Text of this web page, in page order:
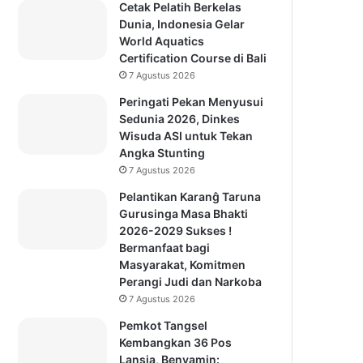
Cetak Pelatih Berkelas
Dunia, Indonesia Gelar
World Aquatics
Certification Course di Bali
7 Agustus 2026
Peringati Pekan Menyusui
Sedunia 2026, Dinkes
Wisuda ASI untuk Tekan
Angka Stunting
7 Agustus 2026
Pelantikan Karanĝ Taruna
Gurusinga Masa Bhakti
2026-2029 Sukses !
Bermanfaat bagi
Masyarakat, Komitmen
Perangi Judi dan Narkoba
7 Agustus 2026
Pemkot Tangsel
Kembangkan 36 Pos
Lansia, Benyamin: